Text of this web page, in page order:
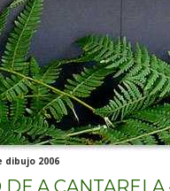
dibujo 2006